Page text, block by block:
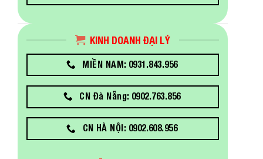
KINH DOANH ĐẠI LÝ
MIỀN NAM: 0931.843.956
CN Đà Nẵng: 0902.763.856
CN HÀ NỘI: 0902.608.956